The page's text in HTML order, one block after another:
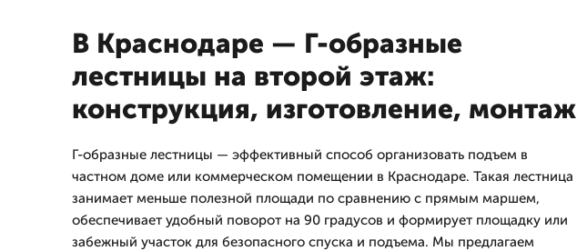
В Краснодаре — Г-образные
лестницы на второй этаж:
конструкция, изготовление, монтаж
Г-образные лестницы — эффективный способ организовать подъем в
частном доме или коммерческом помещении в Краснодаре. Такая лестница
занимает меньше полезной площади по сравнению с прямым маршем,
обеспечивает удобный поворот на 90 градусов и формирует площадку или
забежный участок для безопасного спуска и подъема. Мы предлагаем